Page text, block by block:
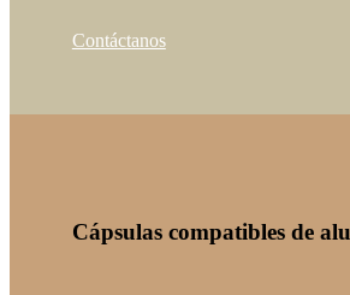
Contáctanos
Cápsulas compatibles de